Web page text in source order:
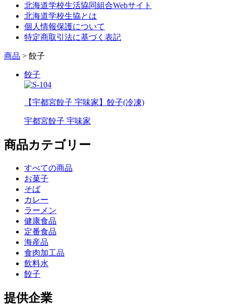
北海道学校生活協同組合Webサイト
北海道学校生協とは
個人情報保護について
特定商取引法に基づく表記
商品 > 餃子
餃子
【宇都宮餃子 宇味家】餃子(冷凍)
宇都宮餃子 宇味家
商品カテゴリー
すべての商品
お菓子
そば
カレー
ラーメン
健康食品
定番食品
海産品
食肉加工品
飲料水
餃子
提供企業